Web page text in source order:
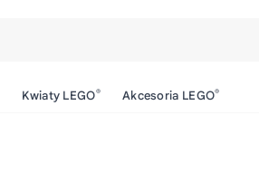
Kwiaty LEGO® Akcesoria LEGO®